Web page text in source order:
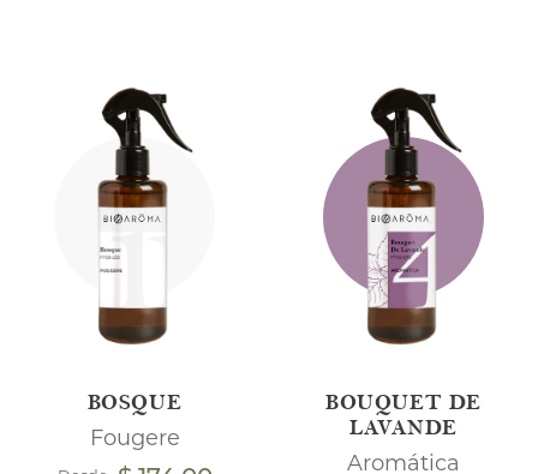
BOSQUE
Fougere
BOUQUET DE
LAVANDE
Aromática